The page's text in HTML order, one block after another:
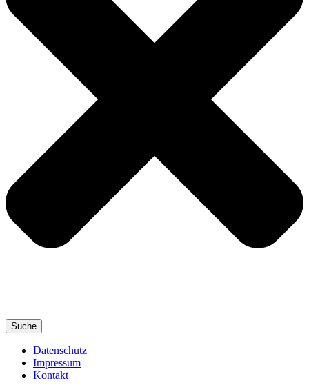
Suche
Datenschutz
Impressum
Kontakt